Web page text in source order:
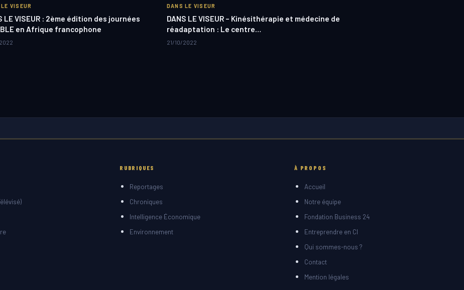
VISEUR
LE VISEUR : 2ème édition des journées
en Afrique francophone
DANS LE VISEUR
DANS LE VISEUR – Kinésithérapie et médecine de
réadaptation : Le centre…
21/10/2022
RUBRIQUES
Reportages
Chroniques
Intelligence Économique
Environnement
À PROPOS
Accueil
Notre équipe
Fondation Business 24
Entreprendre en CI
Qui sommes-nous ?
Contact
Mention légales